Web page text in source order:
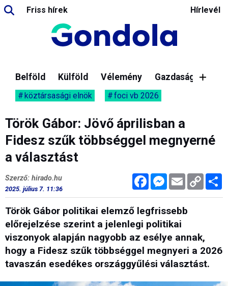
Friss hírek Hírlevél
Belföld Külföld Vélemény Gazdaság
köztársasági elnök foci vb 2026
Török Gábor: Jövő áprilisban a
Fidesz szűk többséggel megnyerné
a választást
FacebookMessenger
Email Copy
Link
Szerző: hirado.hu
2025. július 7. 11:36
Török Gábor politikai elemző legfrissebb
előrejelzése szerint a jelenlegi politikai
viszonyok alapján nagyobb az esélye annak,
hogy a Fidesz szűk többséggel megnyeri a 2026
tavaszán esedékes országgyűlési választást.